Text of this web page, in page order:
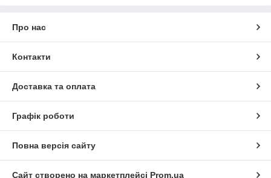
Про нас
Контакти
Доставка та оплата
Графік роботи
Повна версія сайту
Сайт створено на маркетплейсі Prom.ua